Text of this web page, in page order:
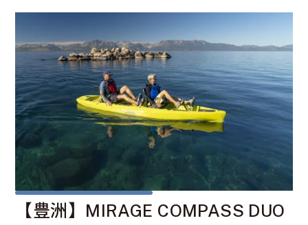
【豊洲】MIRAGE COMPASS DUO